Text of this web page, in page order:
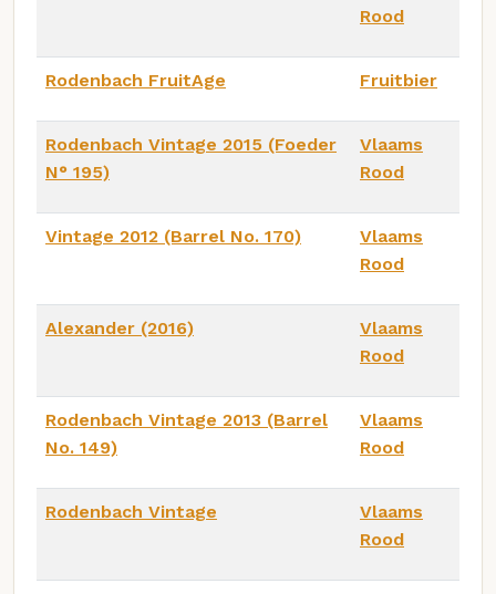
Rood
Rodenbach FruitAge Fruitbier
Rodenbach Vintage 2015 (Foeder
N° 195)
Vlaams
Rood
Vintage 2012 (Barrel No. 170)
Vlaams
Rood
Alexander (2016)
Vlaams
Rood
Rodenbach Vintage 2013 (Barrel
No. 149)
Vlaams
Rood
Rodenbach Vintage
Vlaams
Rood